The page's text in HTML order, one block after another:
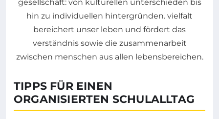
TIPPS FÜR EINEN
ORGANISIERTEN SCHULALLTAG